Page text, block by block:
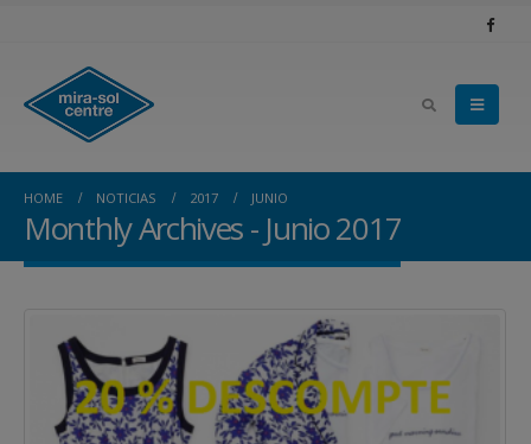
HOME NOTICIAS 2017 JUNIO
Monthly Archives - Junio 2017